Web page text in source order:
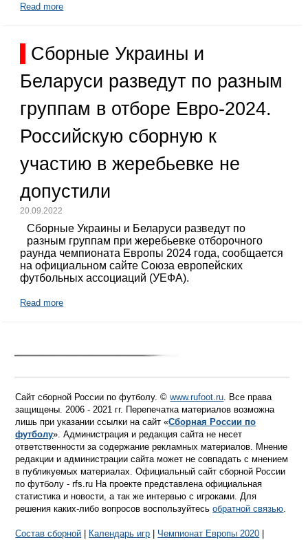
Read more
Сборные Украины и
Беларуси разведут по разным
группам в отборе Евро-2024.
Российскую сборную к
участию в жеребьевке не
допустили
20.09.2022
Сборные Украины и Беларуси разведут по
разным группам при жеребьевке отборочного
раунда чемпионата Европы 2024 года, сообщается
на официальном сайте Союза европейских
футбольных ассоциаций (УЕФА).
Read more
Сайт сборной России по футболу. ©www.rufoot.ru. Все права
защищены. 2006 - 2021 гг. Перепечатка материалов возможна
лишь при указании ссылки на сайт «Сборная России по
футболу». Администрация и редакция сайта не несет
ответственности за содержание рекламных материалов. Мнение
редакции и администрации сайта может не совпадать с мнением
в публикуемых материалах. Официальный сайт сборной России
по футболу - rfs.ru На проекте представлена официальная
статистика и новости, а так же интервью с игроками. Для
решения каких-либо вопросов воспользуйтесьобратной связью.
Состав сборной Календарь игр Чемпионат Европы 2020